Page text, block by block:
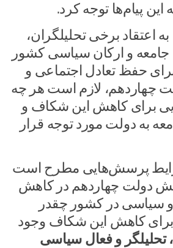
این پیام‌ها توجه کرد.
به اعتقاد برخی تحلیلگران،
و ارکان سیاسی کشور
حفظ تعادل اجتماعی و
چهاردهم، لازم است هر چه
برای کاهش این شکاف و
به دولت مورد توجه قرار
پرسش‌هایی مطرح است
دولت چهاردهم در کاهش
سیاسی در کشور چقدر
کاهش این شکاف وجود
تحلیلگر و فعال سیاسی